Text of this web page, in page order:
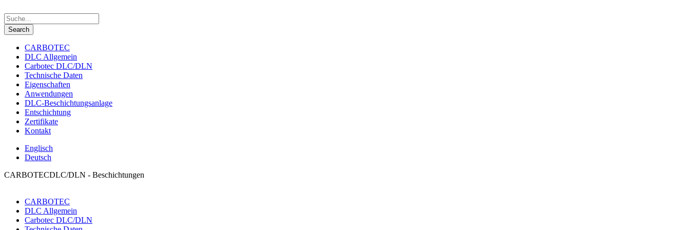
CARBOTEC
DLC Allgemein
Carbotec DLC/DLN
Technische Daten
Eigenschaften
Anwendungen
DLC-Beschichtungsanlage
Entschichtung
Zertifikate
Kontakt
Englisch
Deutsch
CARBOTECDLC/DLN - Beschichtungen
CARBOTEC
DLC Allgemein
Carbotec DLC/DLN